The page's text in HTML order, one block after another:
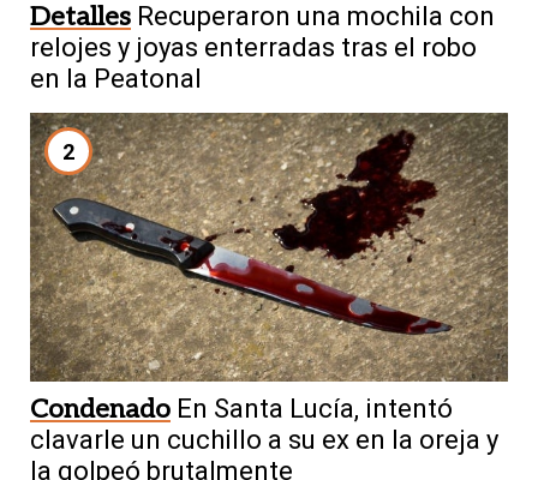
Detalles Recuperaron una mochila con
relojes y joyas enterradas tras el robo
en la Peatonal
2
Condenado En Santa Lucía, intentó
clavarle un cuchillo a su ex en la oreja y
la golpeó brutalmente